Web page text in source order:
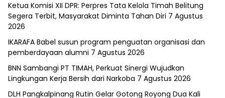
Ketua Komisi XII DPR: Perpres Tata Kelola Timah Belitung
Segera Terbit, Masyarakat Diminta Tahan Diri 7 Agustus
2026
IKARAFA Babel susun program penguatan organisasi dan
pemberdayaan alumni 7 Agustus 2026
BNN Sambangi PT TIMAH, Perkuat Sinergi Wujudkan
Lingkungan Kerja Bersih dari Narkoba 7 Agustus 2026
DLH Pangkalpinang Rutin Gelar Gotong Royong Dua Kali